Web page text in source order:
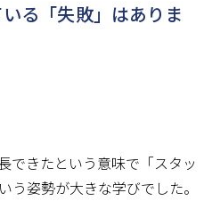
る「失敗」はありま
できたという意味で「スタッ
う姿勢が大きな学びでした。